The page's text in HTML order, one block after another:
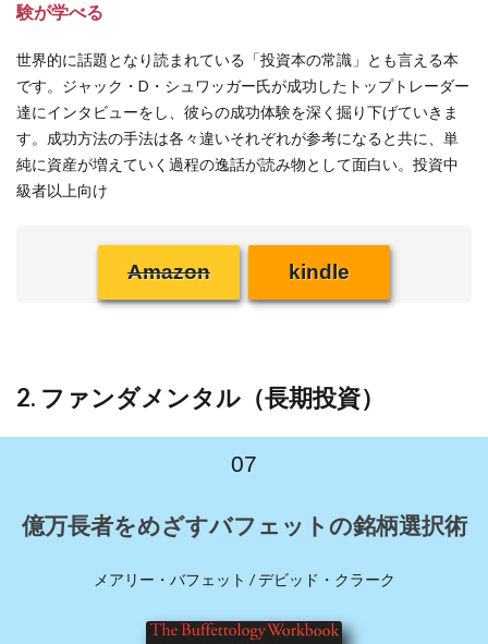
験が学べる
世界的に話題となり読まれている「投資本の常識」とも言える本
です。ジャック・D・シュワッガー氏が成功したトップトレーダー
達にインタビューをし、彼らの成功体験を深く掘り下げていきま
す。成功方法の手法は各々違いそれぞれが参考になると共に、単
純に資産が増えていく過程の逸話が読み物として面白い。投資中
級者以上向け
Amazon kindle
2. ファンダメンタル（長期投資）
07
億万長者をめざすバフェットの銘柄選択術
メアリー・バフェット / デビッド・クラーク